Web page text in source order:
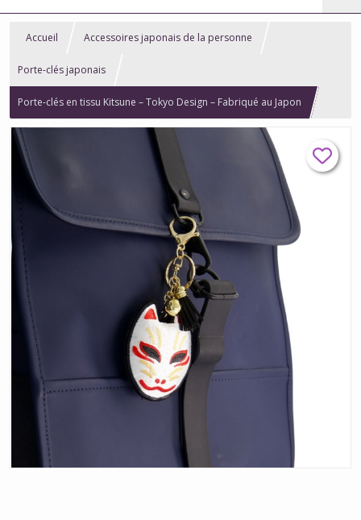
Accueil Accessoires japonais de la personne
Porte-clés japonais
Porte-clés en tissu Kitsune – Tokyo Design – Fabriqué au Japon